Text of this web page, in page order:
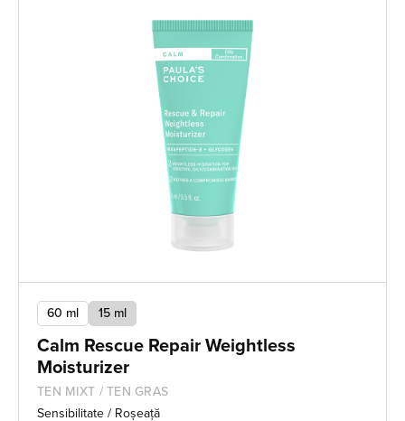
60 ml 15 ml
Calm Rescue Repair Weightless
Moisturizer
TEN MIXT / TEN GRAS
Sensibilitate / Roșeață